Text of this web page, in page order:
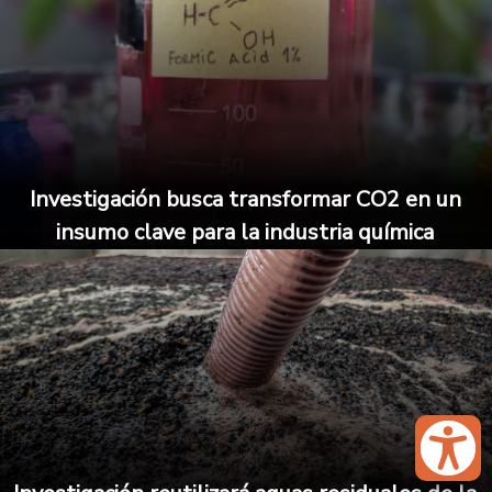
Investigación busca transformar CO2 en un
insumo clave para la industria química